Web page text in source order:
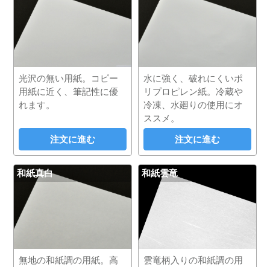
光沢の無い用紙。コピー
用紙に近く、筆記性に優
れます。
注文に進む
水に強く、破れにくいポ
リプロピレン紙。冷蔵や
冷凍、水廻りの使用にオ
ススメ。
注文に進む
和紙真白
無地の和紙調の用紙。高
和紙雲竜
雲竜柄入りの和紙調の用